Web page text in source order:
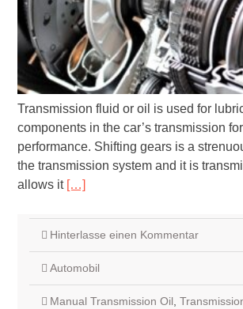
Transmission fluid or oil is used for
components in the car’s transmission
performance. Shifting gears is a
the transmission system and it is
allows it […]
Hinterlasse einen Kommentar
Automobil
Manual Transmission Oil,